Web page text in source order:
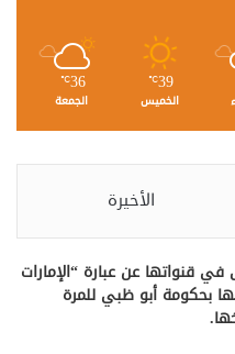
39
℃
الخميس
36
℃
الجمعة
الأخيرة
قنواتها عن عبارة “الإمارات
بحكومة أبو ظبي للمرة